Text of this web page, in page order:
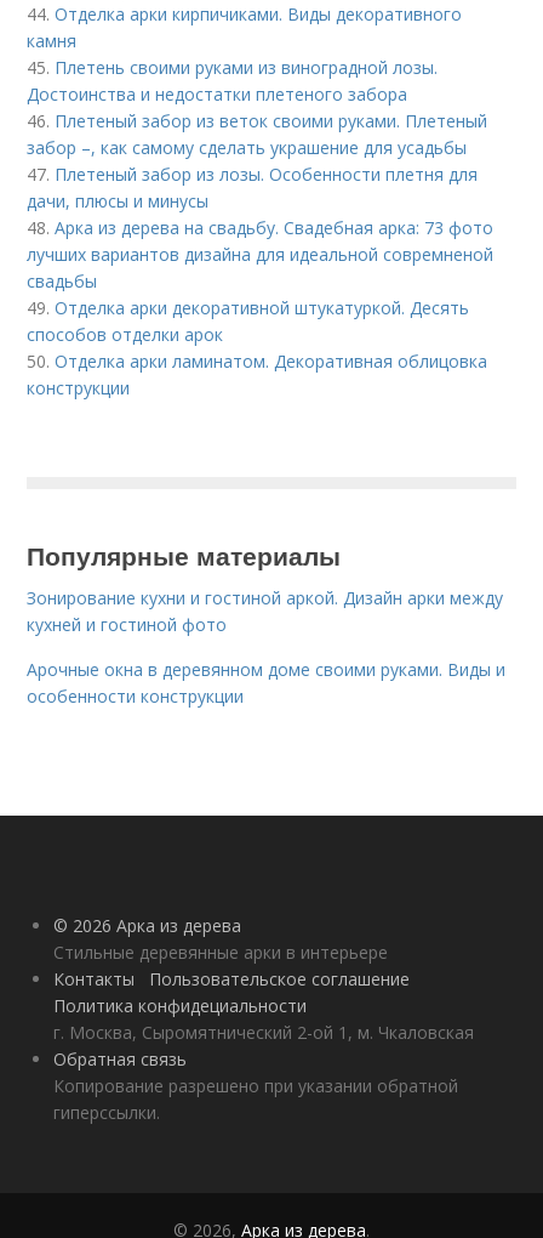
44.Отделка арки кирпичиками. Виды декоративного
камня
45. Плетень своими руками из виноградной лозы.
Достоинства и недостатки плетеного забора
46. Плетеный забор из веток своими руками. Плетеный
забор –, как самому сделать украшение для усадьбы
47. Плетеный забор из лозы. Особенности плетня для
дачи, плюсы и минусы
48.Арка из дерева на свадьбу. Свадебная арка: 73 фото
лучших вариантов дизайна для идеальной совремненой
свадьбы
49.Отделка арки декоративной штукатуркой. Десять
способов отделки арок
50.Отделка арки ламинатом. Декоративная облицовка
конструкции
Популярные материалы
Зонирование кухни и гостиной аркой. Дизайн арки между
кухней и гостиной фото
Арочные окна в деревянном доме своими руками. Виды и
особенности конструкции
© 2026 Арка из дерева
Стильные деревянные арки в интерьере
Контакты
Пользовательское соглашение
Политика конфидециальности
г. Москва, Сыромятнический 2-ой 1, м. Чкаловская
Обратная связь
Копирование разрешено при указании обратной
гиперссылки.
© 2026, Арка из дерева.